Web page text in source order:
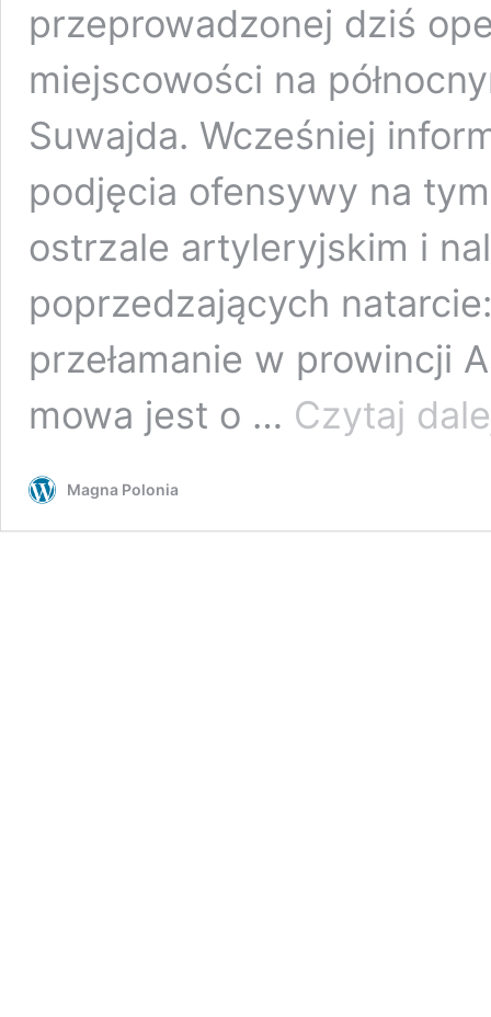
przeprowadzonej dziś
miejscowości na
Suwajda. Wcześniej
podjęcia ofensywy na
ostrzale artyleryjskim i
poprzedzających
przełamanie w prowincji
mowa jest o … Czytaj
Magna Polonia